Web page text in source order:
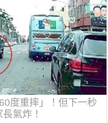
度重摔」！但下一秒
氣炸！